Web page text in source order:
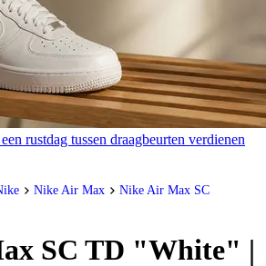
rustdag tussen draagbeurten verdienen
Nike Air Max Nike Air Max SC
SC TD "White" |